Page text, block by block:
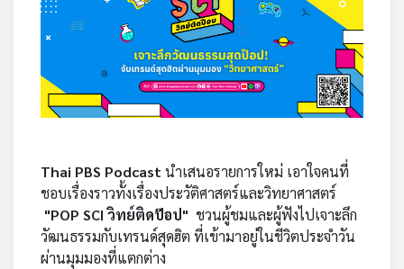
บทความ
Thai PBS Podcast นำเสนอรายการใหม่ เอาใจคนที่
ชอบเรื่องราวทั้งเรื่องประวัติศาสตร์และวิทยาศาสตร์
"POP SCI วิทย์ติดป๊อป" ชวนผู้ชมและผู้ฟังไปเจาะลึก
วัฒนธรรมกับเทรนด์สุดฮิต ที่เข้ามาอยู่ในชีวิตประจำวัน
ผ่านมุมมองที่แตกต่าง